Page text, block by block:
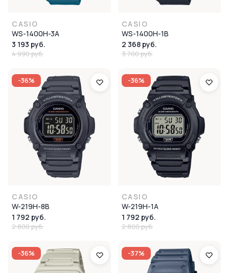
CASIO
WS-1400H-3A
3 193 руб.
4 990 руб.
CASIO
WS-1400H-1B
2 368 руб.
3 700 руб.
-36%
CASIO
W-219H-8B
1 792 руб.
2 800 руб.
-36%
CASIO
W-219H-1A
1 792 руб.
2 800 руб.
-36% -37%